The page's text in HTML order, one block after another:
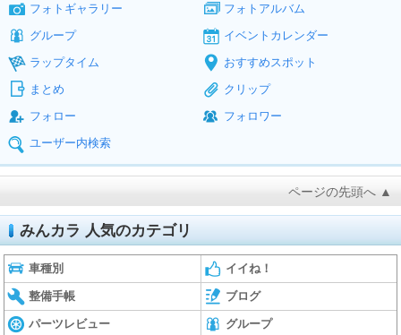
フォトギャラリー
フォトアルバム
グループ
イベントカレンダー
ラップタイム
おすすめスポット
まとめ
クリップ
フォロー
フォロワー
ユーザー内検索
ページの先頭へ ▲
みんカラ 人気のカテゴリ
車種別 イイね！
整備手帳 ブログ
パーツレビュー グループ